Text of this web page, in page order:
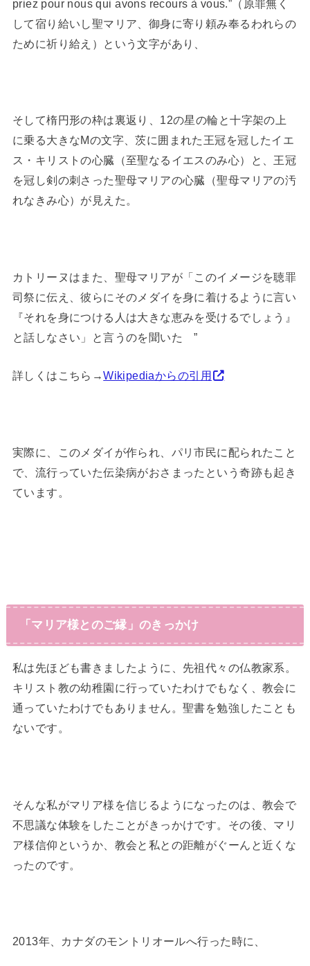
priez pour nous qui avons recours à vous.”（原罪無く
して宿り給いし聖マリア、御身に寄り頼み奉るわれらの
ために祈り給え）という文字があり、
そして楕円形の枠は裏返り、12の星の輪と十字架の上
に乗る大きなMの文字、茨に囲まれた王冠を冠したイエ
ス・キリストの心臓（至聖なるイエスのみ心）と、王冠
を冠し剣の刺さった聖母マリアの心臓（聖母マリアの汚
れなきみ心）が見えた。
カトリーヌはまた、聖母マリアが「このイメージを聴罪
司祭に伝え、彼らにそのメダイを身に着けるように言い
『それを身につける人は大きな恵みを受けるでしょう』
と話しなさい」と言うのを聞いた ”
詳しくはこちら→Wikipediaからの引用
実際に、このメダイが作られ、パリ市民に配られたこと
で、流行っていた伝染病がおさまったという奇跡も起き
ています。
「マリア様とのご縁」のきっかけ
私は先ほども書きましたように、先祖代々の仏教家系。
キリスト教の幼稚園に行っていたわけでもなく、教会に
通っていたわけでもありません。聖書を勉強したことも
ないです。
そんな私がマリア様を信じるようになったのは、教会で
不思議な体験をしたことがきっかけです。その後、マリ
ア様信仰というか、教会と私との距離がぐーんと近くな
ったのです。
2013年、カナダのモントリオールへ行った時に、